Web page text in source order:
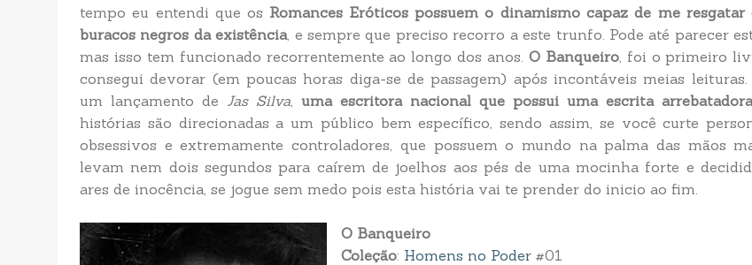
tempo eu entendi que os Romances Eróticos possuem o dinamismo capaz de me resgatar
buracos negros da existência, e sempre que preciso recorro a este trunfo. Pode até parecer
mas isso tem funcionado recorrentemente ao longo dos anos. O Banqueiro, foi o primeiro
consegui devorar (em poucas horas diga-se de passagem) após incontáveis meias leituras.
um lançamento de Jas Silva,uma escritora nacional que possui uma escrita
histórias são direcionadas a um público bem específico, sendo assim, se você curte
obsessivos e extremamente controladores, que possuem o mundo na palma das mãos
levam nem dois segundos para caírem de joelhos aos pés de uma mocinha forte e
ares de inocência, se jogue sem medo pois esta história vai te prender do inicio ao fim.
O Banqueiro
Coleção: Homens no Poder #01